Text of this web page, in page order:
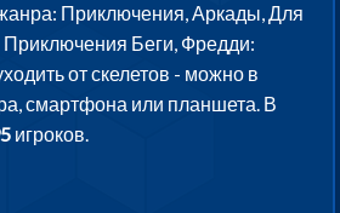
Приключения, Аркады, Для
Приключения Беги, Фредди:
от скелетов - можно в
смартфона или планшета. В
игроков.